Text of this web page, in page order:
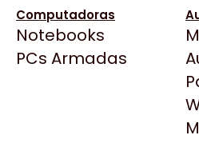
Computadoras
Notebooks
PCs Armadas
BenQ
CX
Cooler Master
Todas las Tiendas
$2.437
Ver producto en la página